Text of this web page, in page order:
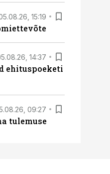
15:19
14:37
ehituspoeketi
09:27
tulemuse